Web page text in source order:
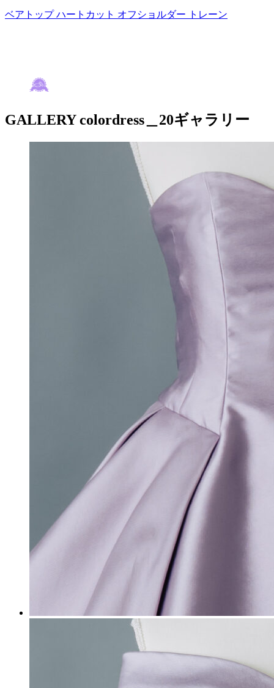
ベアトップ ハートカット オフショルダー トレーン
GALLERY colordress＿20ギャラリー